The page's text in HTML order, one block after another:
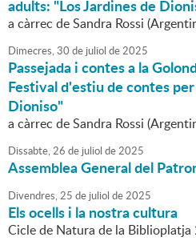
adults: "Los Jardines de
a càrrec de Sandra Rossi
Dimecres,30 de juliol de2025
Passejada i contes a la
Festival d'estiu de contes
Dioniso"
a càrrec de Sandra Rossi
Dissabte,26 de juliol de2025
Assemblea General del
Divendres,25 de juliol de2025
Els ocells i la nostra cultura
Cicle de Natura de la Biblioplatja